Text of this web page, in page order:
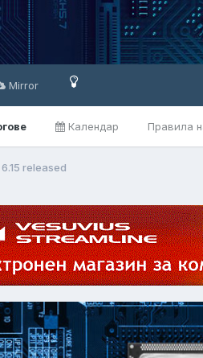
Календар Правила
Mirror
released